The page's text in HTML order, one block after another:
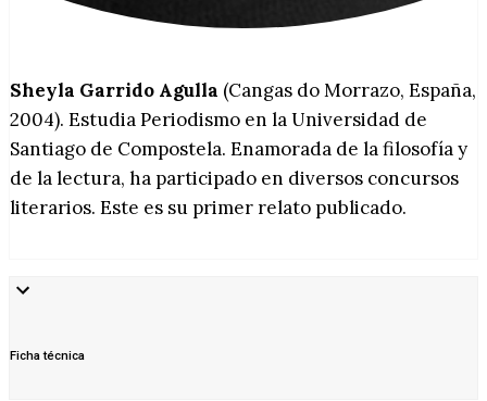
Sheyla Garrido Agulla (Cangas do Morrazo, España,
2004). Estudia Periodismo en la Universidad de
Santiago de Compostela. Enamorada de la filosofía y
de la lectura, ha participado en diversos concursos
literarios. Este es su primer relato publicado.
Ficha técnica